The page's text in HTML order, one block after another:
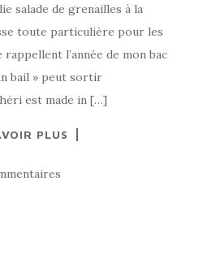
salade de grenailles à la
toute particulière pour les
l’année de mon bac
bail » peut sortir
est made in […]
PLUS